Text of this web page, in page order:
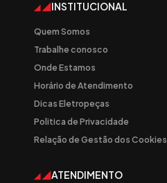
INSTITUCIONAL
Quem Somos
Trabalhe conosco
Onde Estamos
Horário de Atendimento
Dicas Eletropeças
Politica de Privacidade
Relação de Gestão dos Cookies
ATENDIMENTO